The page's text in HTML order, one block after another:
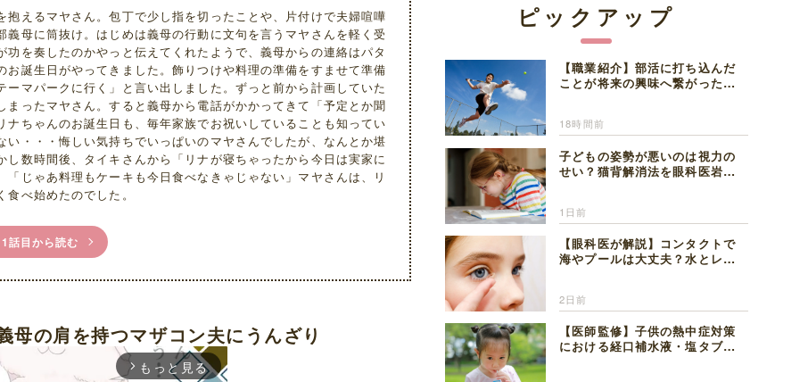
えるマヤさん。包丁で少し指を切ったことや、片付けで夫婦喧嘩
母に筒抜け。はじめは義母の行動に文句を言うマヤさんを軽く受
を奏したのかやっと伝えてくれたようで、義母からの連絡はパタ
誕生日がやってきました。飾りつけや料理の準備をすませて準備
マパークに行く」と言い出しました。ずっと前から計画していた
ったマヤさん。すると義母から電話がかかってきて「予定とか聞
ちゃんのお誕生日も、毎年家族でお祝いしていることも知ってい
・・・悔しい気持ちでいっぱいのマヤさんでしたが、なんとか堪
数時間後、タイキさんから「リナが寝ちゃったから今日は実家に
じゃあ料理もケーキも今日食べなきゃじゃない」マヤさんは、リ
べ始めたのでした。
1話目から読む
母の肩を持つマザコン夫にうんざり
arrow_forward_ios もっと見る
ピックアップ
【職業紹介】部活に打ち込んだ
ことが将来の興味へ繋がった。
18時間前
子どもの姿勢が悪いのは視力の
せい？猫背解消法を眼科医岩見
1日前
【眼科医が解説】コンタクトで
海やプールは大丈夫？水とレン
2日前
【医師監修】子供の熱中症対策
における経口補水液・塩タブレ